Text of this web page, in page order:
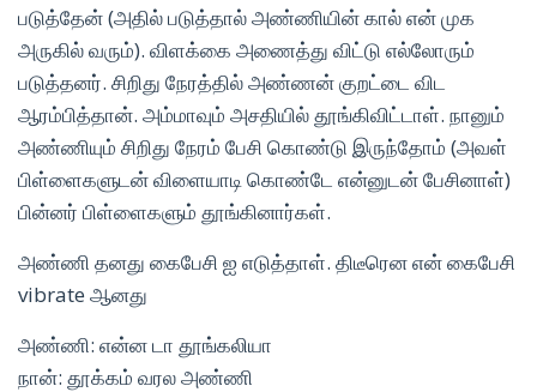
படுத்தேன் (அதில் படுத்தால் அண்ணியின் கால் என் முக
அருகில் வரும்). விளக்கை அணைத்து விட்டு எல்லோரும்
படுத்தனர். சிறிது நேரத்தில் அண்ணன் குறட்டை விட
ஆரம்பித்தான். அம்மாவும் அசதியில் தூங்கிவிட்டாள். நானும்
அண்ணியும் சிறிது நேரம் பேசி கொண்டு இருந்தோம் (அவள்
பிள்ளைகளுடன் விளையாடி கொண்டே என்னுடன் பேசினாள்)
பின்னர் பிள்ளைகளும் தூங்கினார்கள்.
அண்ணி தனது கைபேசி ஐ எடுத்தாள். திடீரென என் கைபேசி
vibrate ஆனது
அண்ணி: என்ன டா தூங்கலியா
நான்: தூக்கம் வரல அண்ணி